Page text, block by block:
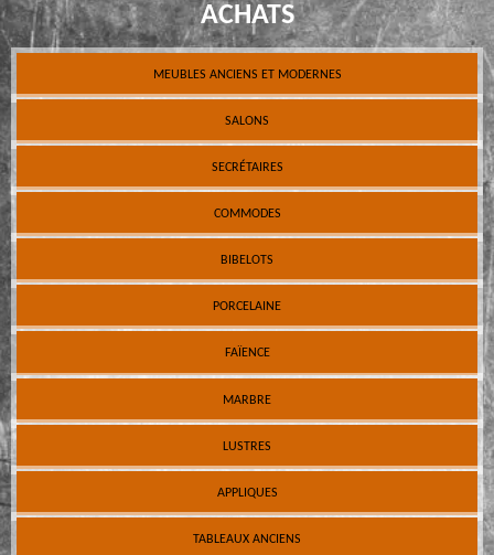
ACHATS
MEUBLES ANCIENS ET MODERNES
SALONS
SECRÉTAIRES
COMMODES
BIBELOTS
PORCELAINE
FAÏENCE
MARBRE
LUSTRES
APPLIQUES
TABLEAUX ANCIENS